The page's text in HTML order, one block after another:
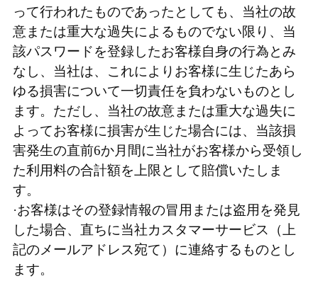
って行われたものであったとしても、当社の故
意または重大な過失によるものでない限り、当
該パスワードを登録したお客様自身の行為とみ
なし、当社は、これによりお客様に生じたあら
ゆる損害について一切責任を負わないものとし
ます。ただし、当社の故意または重大な過失に
よってお客様に損害が生じた場合には、当該損
害発生の直前6か月間に当社がお客様から受領し
た利用料の合計額を上限として賠償いたしま
す。
·お客様はその登録情報の冒用または盗用を発見
した場合、直ちに当社カスタマーサービス（上
記のメールアドレス宛て）に連絡するものとし
ます。